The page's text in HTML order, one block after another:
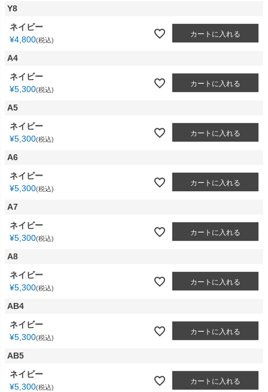
Y8
ネイビー
¥4,800 税込
カートに入れる
A4
ネイビー
¥5,300 税込
カートに入れる
A5
ネイビー
¥5,300 税込
カートに入れる
A6
ネイビー
¥5,300 税込
カートに入れる
A7
ネイビー
¥5,300 税込
カートに入れる
A8
ネイビー
¥5,300 税込
カートに入れる
AB4
ネイビー
¥5,300 税込
カートに入れる
AB5
ネイビー
¥5,300 税込
カートに入れる